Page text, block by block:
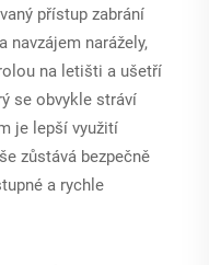
přístup zabrání
navzájem narážely,
na letišti a ušetří
se obvykle stráví
je lepší využití
zůstává bezpečně
a rychle